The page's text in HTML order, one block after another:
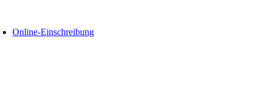
Online-Einschreibung